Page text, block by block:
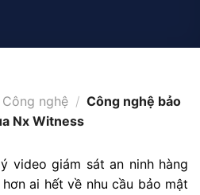
Công nghệ / Công nghệ bảo
Nx Witness
video giám sát an ninh hàng
ai hết về nhu cầu bảo mật